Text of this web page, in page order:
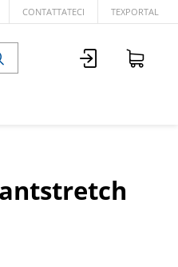
CONTATTATECI TEXPORTAL